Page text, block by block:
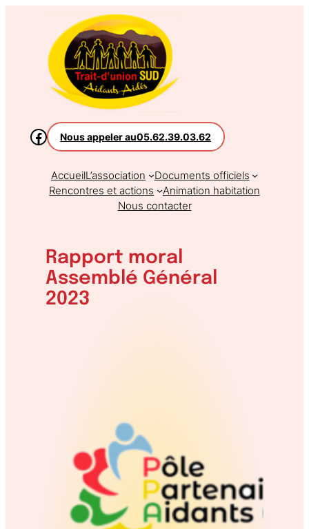
Nous appeler au05.62.39.03.62
AccueilL’association
Documents officiels
Rencontres et actions
Animation habitation
Nous contacter
Rapport moral
Assemblé Général
2023